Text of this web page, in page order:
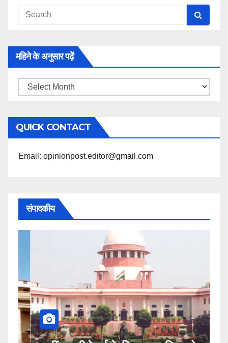
महिने के अनुसार पढ़ें
महिने
अनुसार
पढ़ें
QUICK CONTACT
Email: opinionpost.editor@gmail.com
संपादकीय